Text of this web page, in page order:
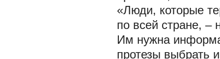
«Люди, которые
по всей стране, –
Им нужна
протезы выбрать